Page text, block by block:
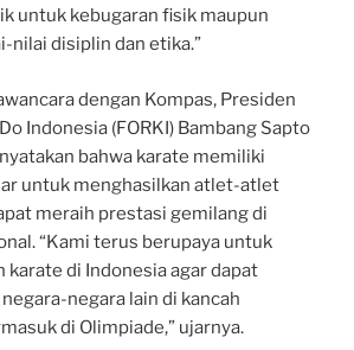
untuk kebugaran fisik maupun
nilai disiplin dan etika.”
dengan Kompas, Presiden
Indonesia (FORKI) Bambang Sapto
bahwa karate memiliki
untuk menghasilkan atlet-atlet
meraih prestasi gemilang di
“Kami terus berupaya untuk
karate di Indonesia agar dapat
negara lain di kancah
di Olimpiade,” ujarnya.